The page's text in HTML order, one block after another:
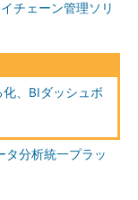
チェーン管理ソリ
、BIダッシュボ
タ分析統一プラッ